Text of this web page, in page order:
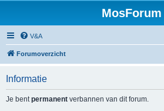
MosForum
V&A
Forumoverzicht
Informatie
Je bentpermanent verbannen van dit forum.